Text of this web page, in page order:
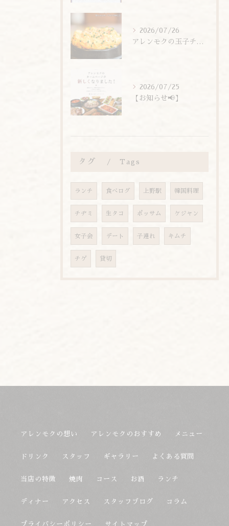
2026/07/26
アレンモクの玉子チムは、玉子を惜しまず6個分使用しています！
2026/07/25
【お知らせ📢】
タグ Tags
ランチ 食べログ 上野駅 韓国料理
チヂミ 生タコ ポッサム ケジャン
女子会 デート 子連れ キムチ
チゲ 貸切
アレンモクの想い アレンモクのおすすめ メニュー
ドリンク スタッフ ギャラリー よくある質問
当店の特徴 焼肉 コース お酒 ランチ
ディナー アクセス スタッフブログ コラム
プライバシーポリシー サイトマップ